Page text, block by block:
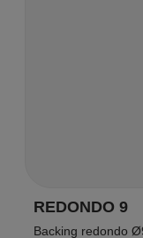
REDONDO 9
Backing redondo